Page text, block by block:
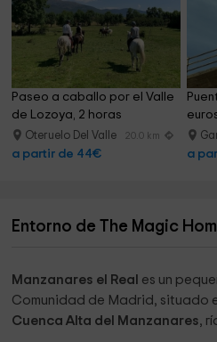
Paseo a caballo por el Valle
de Lozoya, 2 horas
Oteruelo Del Valle 20.0 km
a partir de 44€ a
Entorno de The Magic
Manzanares el Real es un
Comunidad de Madrid, situado
Cuenca Alta del Manzanares,